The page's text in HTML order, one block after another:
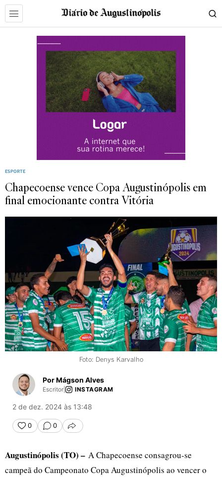
ESPORTE
Chapecoense vence Copa Augustinópolis em
final emocionante contra Vitória
Foto: Denys Karvalho
Por Mágson Alves
Escritor INSTAGRAM
2 de dez. 2024 às 13:48
0 0 COMPARTILHAR
Augustinópolis (TO) – A Chapecoense consagrou-se
campeã do Campeonato Copa Augustinópolis ao vencer o